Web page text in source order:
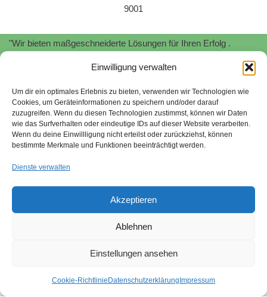
Einwilligung verwalten
Um dir ein optimales Erlebnis zu bieten, verwenden wir Technologien wie
Cookies, um Geräteinformationen zu speichern und/oder darauf
zuzugreifen. Wenn du diesen Technologien zustimmst, können wir Daten
wie das Surfverhalten oder eindeutige IDs auf dieser Website verarbeiten.
Wenn du deine Einwillligung nicht erteilst oder zurückziehst, können
bestimmte Merkmale und Funktionen beeinträchtigt werden.
Dienste verwalten
Akzeptieren
Ablehnen
Einstellungen ansehen
Cookie-Richtlinie Datenschutzerklärung Impressum
9001
"Wir bieten maßgeschneiderte Lösungen für Ihren Erfolg .
"Wir unterstützen Sie bei der Implementierung und Zertifizierung
vonInformationssicherheitsmanagementsystemennachISO
27001.Schützen Sie Ihre sensiblen Daten und minimieren Sie
Risiken."
Stefan Stroessenreuther | Beratung für Managementsysteme |
Nachhaltigkeitsstrategien gemäß SAQ 5.0 und EcoVadis. Wir
helfen Ihnen, ökologische und soziale Verantwortung zu
Hinweisgebersystem
Impressum